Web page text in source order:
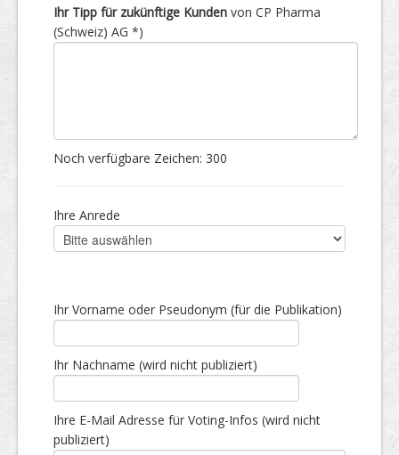
Ihr Tipp für zukünftige Kunden von CP Pharma
(Schweiz) AG *)
Noch verfügbare Zeichen: 300
Ihre Anrede
Ihr Vorname oder Pseudonym (für die Publikation)
Ihr Nachname (wird nicht publiziert)
Ihre E-Mail Adresse für Voting-Infos (wird nicht
publiziert)